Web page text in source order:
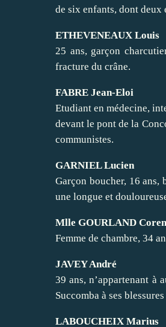
de six enfants, dont deux
ETHEVENEAUX Louis
25 ans, garçon
fracture du crâne.
FABRE Jean-Eloi
Etudiant en médecine,
devant le pont de la
communistes.
GARNIEL Lucien
Garçon boucher, 16 ans,
une longue et
Mlle GOURLAND
Femme de chambre, 34
JAVEY André
39 ans, n’appartenant à
Succomba à ses
LABOUCHEIX Marius